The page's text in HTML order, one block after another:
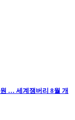
… 세계잼버리 8월 개